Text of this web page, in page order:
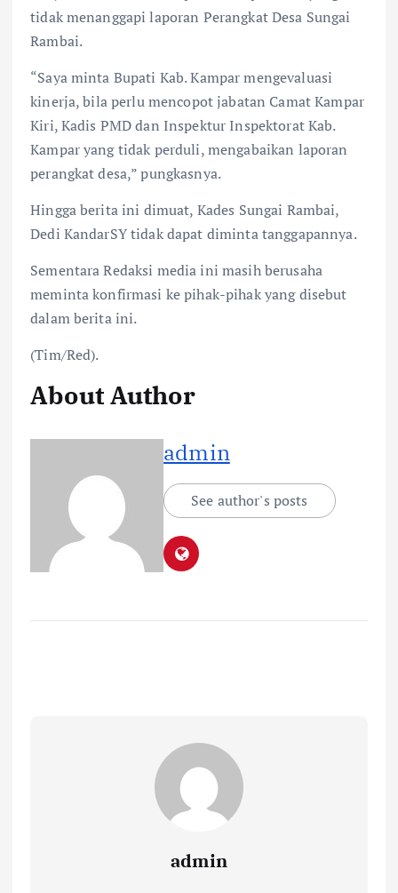
tidak menanggapi laporan Perangkat Desa Sungai
Rambai.
“Saya minta Bupati Kab. Kampar mengevaluasi
kinerja, bila perlu mencopot jabatan Camat Kampar
Kiri, Kadis PMD dan Inspektur Inspektorat Kab.
Kampar yang tidak perduli, mengabaikan laporan
perangkat desa,” pungkasnya.
Hingga berita ini dimuat, Kades Sungai Rambai,
Dedi KandarSY tidak dapat diminta tanggapannya.
Sementara Redaksi media ini masih berusaha
meminta konfirmasi ke pihak-pihak yang disebut
dalam berita ini.
(Tim/Red).
About Author
admin
See author's posts
admin